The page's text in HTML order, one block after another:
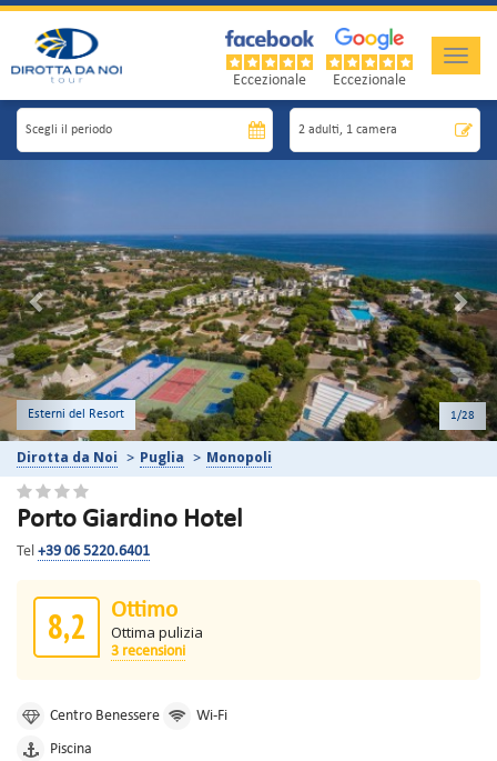
Toggle
Eccezionale Eccezionale
Spiaggia 2/28
Dirotta da Noi Puglia Monopoli
Porto Giardino Hotel
Tel +39 06 5220.6401
8,2 Ottimo
Ottima pulizia
3 recensioni
Centro Benessere
Wi-Fi
Piscina